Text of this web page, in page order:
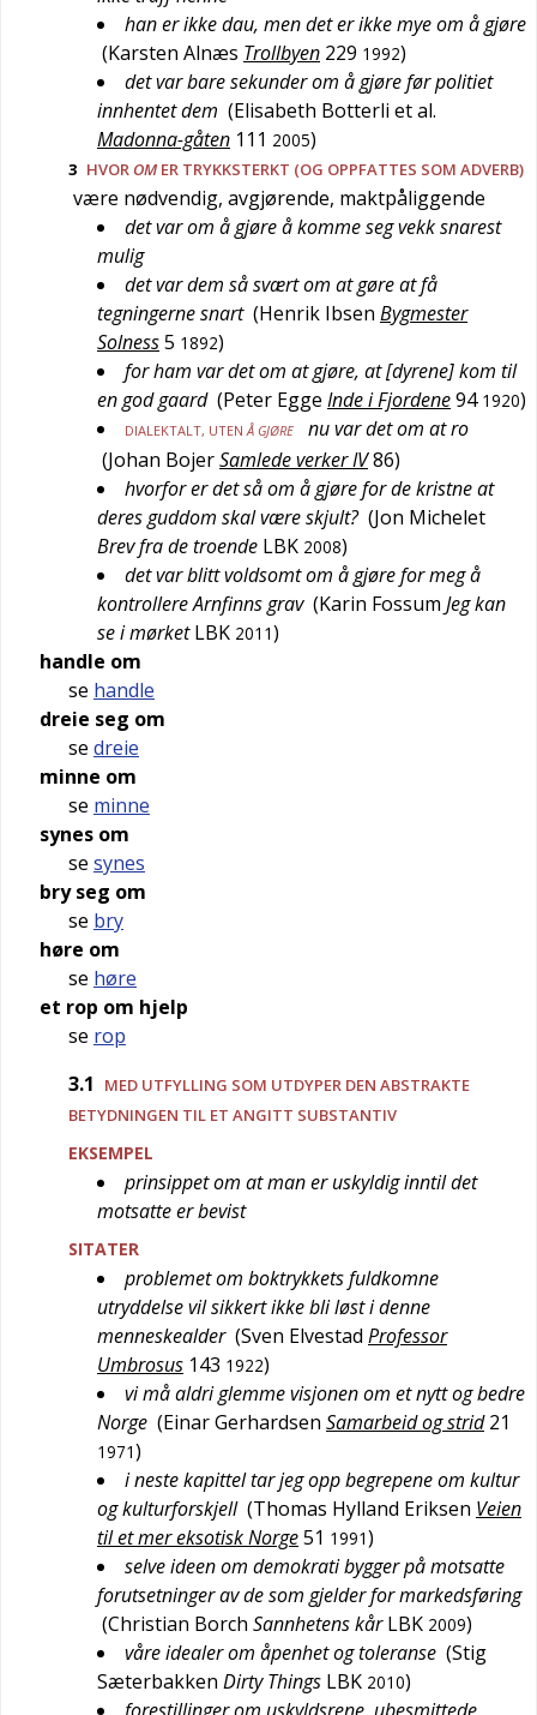
han er ikke dau, men det er ikke mye om å gjøre
(Karsten Alnæs Trollbyen 229 1992)
det var bare sekunder om å gjøre før politiet
innhentet dem (Elisabeth Botterli et al.
Madonna-gåten 111 2005)
3 HVOR OM ER TRYKKSTERKT (OG OPPFATTES SOM ADVERB)
være nødvendig, avgjørende, maktpåliggende
det var om å gjøre å komme seg vekk snarest
mulig
det var dem så svært om at gøre at få
tegningerne snart (Henrik Ibsen Bygmester
Solness5 1892)
for ham var det om at gjøre, at [dyrene] kom til
en god gaard (Peter Egge Inde i Fjordene94 1920)
DIALEKTALT, UTENÅ GJØRE
nu var det om at ro
(Johan BojerSamlede verker IV86)
hvorfor er det så om å gjøre for de kristne at
deres guddom skal være skjult? (Jon Michelet
Brev fra de troende LBK 2008)
det var blitt voldsomt om å gjøre for meg å
kontrollere Arnfinns grav (Karin Fossum Jeg kan
se i mørket LBK 2011)
handle om
se handle
dreie seg om
se dreie
minne om
se minne
synes om
se synes
bry seg om
se bry
høre om
se høre
et rop om hjelp
se rop
3.1
MED UTFYLLING SOM UTDYPER DEN ABSTRAKTE
BETYDNINGEN TIL ET ANGITT SUBSTANTIV
EKSEMPEL
prinsippet om at man er uskyldig inntil det
motsatte er bevist
SITATER
problemet om boktrykkets fuldkomne
utryddelse vil sikkert ikke bli løst i denne
menneskealder (Sven Elvestad Professor
Umbrosus 143 1922)
vi må aldri glemme visjonen om et nytt og bedre
Norge (Einar Gerhardsen Samarbeid og strid 21
1971)
i neste kapittel tar jeg opp begrepene om kultur
og kulturforskjell (Thomas Hylland Eriksen Veien
til et mer eksotisk Norge51 1991)
selve ideen om demokrati bygger på motsatte
forutsetninger av de som gjelder for markedsføring
(Christian Borch Sannhetens kår LBK 2009)
våre idealer om åpenhet og toleranse (Stig
Sæterbakken Dirty Things LBK 2010)